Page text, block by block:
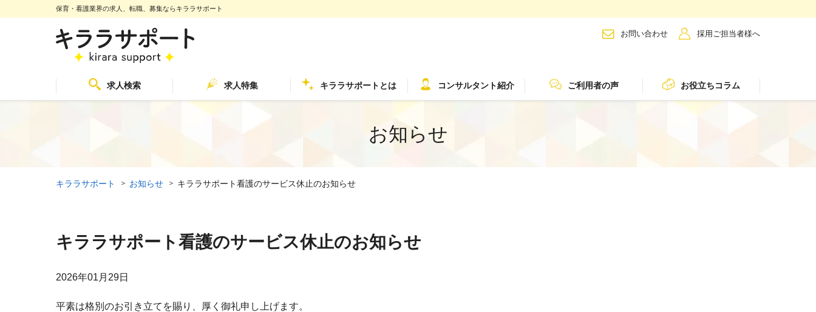
保育・看護業界の求人、転職、募集ならキララサポート
お問い合わせ 採用ご担当者様へ
求人検索 求人特集 キララサポートとは コンサルタント紹介 ご利用者の声 お役立ちコラム
お知らせ
キララサポート お知らせ キララサポート看護のサービス休止のお知らせ
キララサポート看護のサービス休止のお知らせ
2026年01月29日
平素は格別のお引き立てを賜り、厚く御礼申し上げます。